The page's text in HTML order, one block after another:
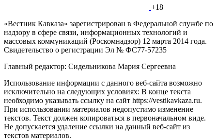
+18
«Вестник Кавказа» зарегистрирован в Федеральной службе по
надзору в сфере связи, информационных технологий и
массовых коммуникаций (Роскомнадзор) 12 марта 2014 года.
Свидетельство о регистрации Эл № ФС77-57235
Главный редактор: Сидельникова Мария Сергеевна
Использование информации с данного веб-сайта возможно
исключительно на следующих условиях: В конце текста
необходимо указывать ссылку на сайт https://vestikavkaza.ru.
При использовании материалов недопустимо изменение
текстов. Текст должен копироваться в первоначальном виде.
Не допускается удаление ссылки на данный веб-сайт из
текстов материалов.